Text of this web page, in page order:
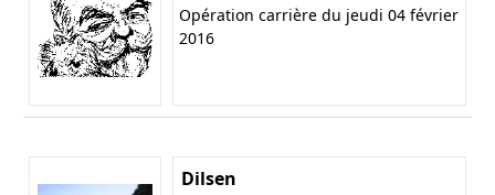
Opération carrière du jeudi 04 février
2016
Dilsen